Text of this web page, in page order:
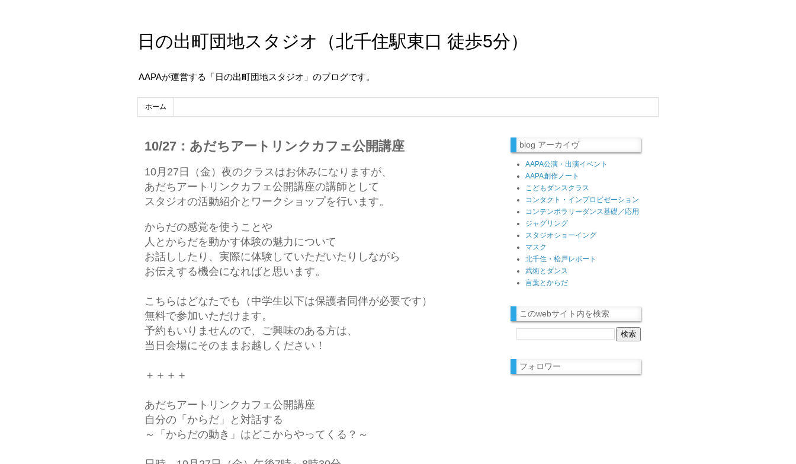
日の出町団地スタジオ（北千住駅東口 徒歩5分）
AAPAが運営する「日の出町団地スタジオ」のブログです。
ホーム
10/27：あだちアートリンクカフェ公開講座
10月27日（金）夜のクラスはお休みになりますが、
あだちアートリンクカフェ公開講座の講師として
スタジオの活動紹介とワークショップを行います。
からだの感覚を使うことや
人とからだを動かす体験の魅力について
お話ししたり、実際に体験していただいたりしながら
お伝えする機会になればと思います。
こちらはどなたでも（中学生以下は保護者同伴が必要です）
無料で参加いただけます。
予約もいりませんので、ご興味のある方は、
当日会場にそのままお越しください！
＋＋＋＋
あだちアートリンクカフェ公開講座
自分の「からだ」と対話する
～「からだの動き」はどこからやってくる？～
blog アーカイヴ
AAPA公演・出演イベント
AAPA創作ノート
こどもダンスクラス
コンタクト・インプロビゼーション
コンテンポラリーダンス基礎／応用
ジャグリング
スタジオショーイング
マスク
北千住・松戸レポート
武術とダンス
言葉とからだ
このwebサイト内を検索
フォロワー